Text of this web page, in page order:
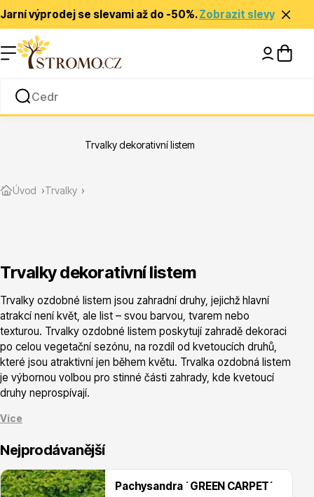
Jarní výprodej se slevami až do -50%.Zobrazit slevy
Rady a tipy
Jehličnany
Vřesovištní rostliny
Úvod Trvalky
Trvalky dekorativní listem
Trvalky dekorativní listem
Trvalky ozdobné listem jsou zahradní druhy, jejichž hlavní
atrakcí není květ, ale list – svou barvou, tvarem nebo
texturou. Trvalky ozdobné listem poskytují zahradě dekoraci
po celou vegetační sezónu, na rozdíl od kvetoucích druhů,
které jsou atraktivní jen během květu. Trvalka ozdobná listem
je výbornou volbou pro stinné části zahrady, kde kvetoucí
druhy neprospívají.
Více
Nejprodávanější
Pachysandra ´GREEN CARPET´